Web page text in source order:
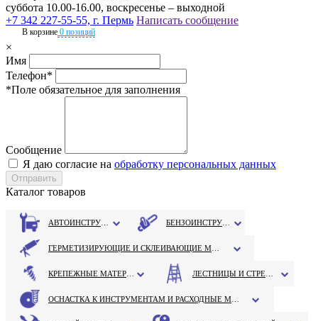
суббота 10.00-16.00, воскресенье – выходной
+7 342 227-55-55, г. Пермь Написать сообщение
В корзине 0 позиций
×
Имя
Телефон*
*Поле обязательное для заполнения
Сообщение
Я даю согласие на обработку персональных данных
Каталог товаров